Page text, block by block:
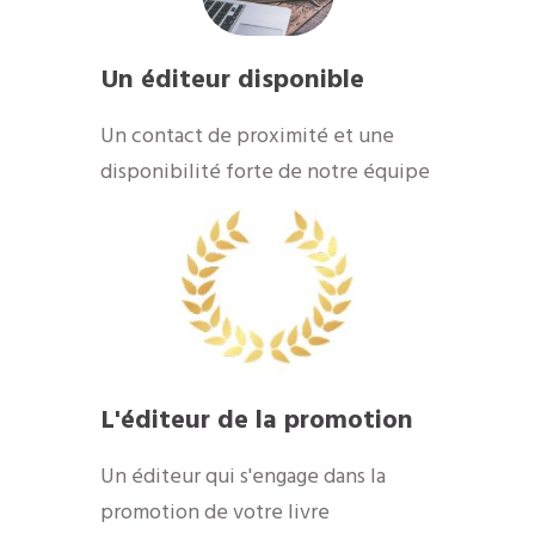
Un éditeur disponible
​Un contact de proximité et une
disponibilité forte de notre équipe
​L'éditeur de la promotion
​Un éditeur qui s'engage dans la
promotion de votre livre